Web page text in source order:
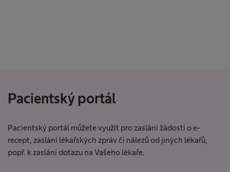
Pacientský portál
Pacientský portál můžete využít pro zaslání žádosti o e-
recept, zaslání lékařských zpráv či nálezů od jiných lékařů,
popř. k zaslání dotazu na Vašeho lékaře.